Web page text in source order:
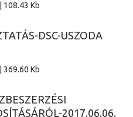
Kb
DSC-USZODA
Kb
2017.06.06.